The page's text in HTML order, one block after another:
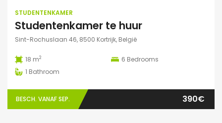
STUDENTENKAMER
Studentenkamer te huur
Sint-Rochuslaan 46, 8500 Kortrijk, België
18 m2 6 Bedrooms
1 Bathroom
BESCH. VANAF SEP. 390€